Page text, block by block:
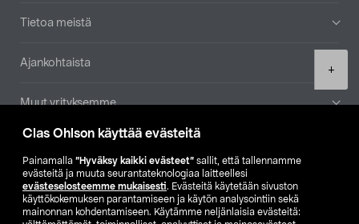
Clas Ohlson käyttää evästeitä
Painamalla ”Hyväksy kaikki evästeet” sallit, että tallennamme
evästeitä ja muuta seurantateknologiaa laitteellesi
evästeselosteemme mukaisesti. Evästeitä käytetään sivuston
käyttökokemuksen parantamiseen ja käytön analysointiin sekä
mainonnan kohdentamiseen. Käytämme neljänlaisia evästeitä:
+
Tietoa meistä
Ajankohtaista
Muut yrityksemme
Etsi myymälä
SE NO FI
FI SV